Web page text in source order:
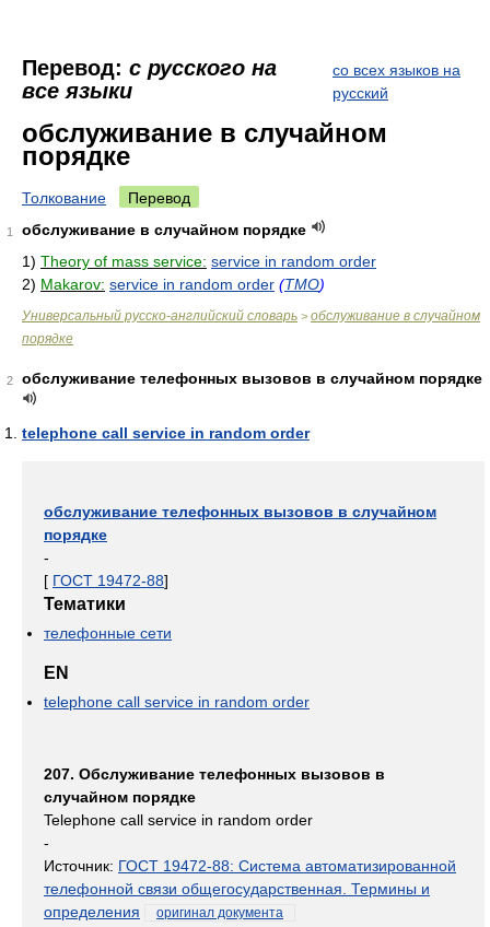
Перевод: с русского на
все языки
со всех языков на
русский
обслуживание в случайном
порядке
Толкование Перевод
1
обслуживание в случайном порядке
1) Theory of mass service: service in random order
2) Makarov: service in random order (ТМО)
Универсальный русско-английский словарь > обслуживание в случайном
порядке
2 обслуживание телефонных вызовов в случайном порядке
telephone call service in random order
обслуживание телефонных вызовов в случайном
порядке
-
[ ГОСТ 19472-88]
Тематики
телефонные сети
EN
telephone call service in random order
207. Обслуживание телефонных вызовов в
случайном порядке
Telephone call service in random order
-
Источник: ГОСТ 19472-88: Система автоматизированной
телефонной связи общегосударственная. Термины и
определения
оригинал документа